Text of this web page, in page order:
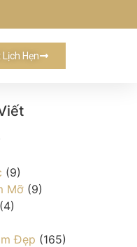
Hẹn
(9)
Mỡ(9)
(4)
Đẹp (165)